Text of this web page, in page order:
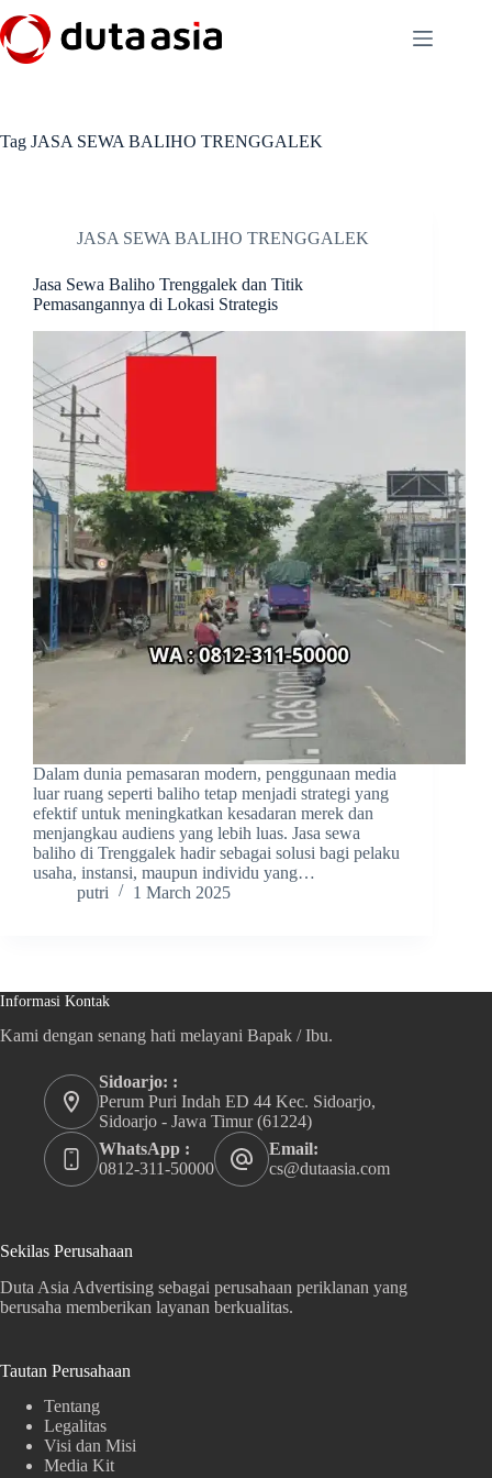
to
content
Tag JASA SEWA BALIHO TRENGGALEK
JASA SEWA BALIHO TRENGGALEK
Jasa Sewa Baliho Trenggalek dan Titik
Pemasangannya di Lokasi Strategis
Dalam dunia pemasaran modern, penggunaan media
luar ruang seperti baliho tetap menjadi strategi yang
efektif untuk meningkatkan kesadaran merek dan
menjangkau audiens yang lebih luas. Jasa sewa
baliho di Trenggalek hadir sebagai solusi bagi pelaku
usaha, instansi, maupun individu yang…
putri
1 March 2025
Informasi Kontak
Kami dengan senang hati melayani Bapak / Ibu.
Sidoarjo: :
Perum Puri Indah ED 44 Kec. Sidoarjo,
Sidoarjo - Jawa Timur (61224)
WhatsApp :
0812-311-50000
Email:
cs@dutaasia.com
Sekilas Perusahaan
Duta Asia Advertising sebagai perusahaan periklanan yang
berusaha memberikan layanan berkualitas.
Tautan Perusahaan
Tentang
Legalitas
Visi dan Misi
Media Kit